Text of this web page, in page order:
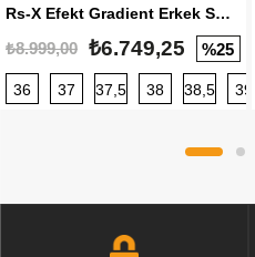
Rs-X Efekt Gradient Erkek Sneaker
₺8.999,00 ₺6.749,25 %25
36 37 37,5 38 38,5 39